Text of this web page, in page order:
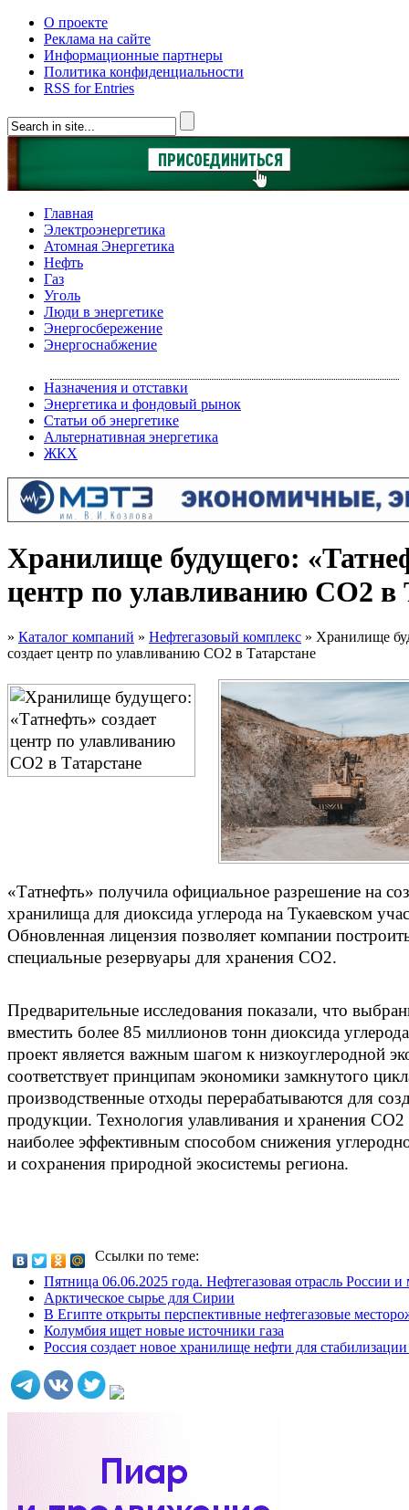
О проекте
Реклама на сайте
Информационные партнеры
Политика конфиденциальности
RSS for Entries
Главная
Электроэнергетика
Атомная Энергетика
Нефть
Газ
Уголь
Люди в энергетике
Энергосбережение
Энергоснабжение
Назначения и отставки
Энергетика и фондовый рынок
Статьи об энергетике
Альтернативная энергетика
ЖКХ
Хранилище будущего:
центр по улавливанию СО2 в
» Каталог компаний » Нефтегазовый комплекс » Хранилище
создает центр по улавливанию СО2 в Татарстане
«Татнефть» получила официальное разрешение на
хранилища для диоксида углерода на Тукаевском
Обновленная лицензия позволяет компании
специальные резервуары для хранения СО2.
Предварительные исследования показали, что
вместить более 85 миллионов тонн диоксида
проект является важным шагом к низкоуглеродной
соответствует принципам экономики замкнутого
производственные отходы перерабатываются для
продукции. Технология улавливания и хранения СО2
наиболее эффективным способом снижения
и сохранения природной экосистемы региона.
Ссылки по теме:
Пятница 06.06.2025 года. Нефтегазовая отрасль России
Арктическое сырье для Сирии
В Египте открыты перспективные нефтегазовые
Колумбия ищет новые источники газа
Россия создает новое хранилище нефти для